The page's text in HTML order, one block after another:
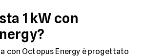
1 kW con
con Octopus Energy è progettato